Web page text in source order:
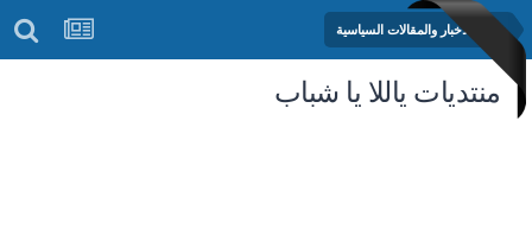
منتدى الأخبار والمقالات السياسية
منتديات ياللا يا شباب